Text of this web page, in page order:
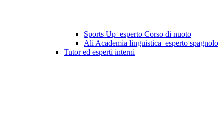
Sports Up_esperto Corso di nuoto
Ali Academia linguistica_esperto spagnolo
Tutor ed esperti interni